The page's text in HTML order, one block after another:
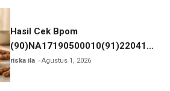
Hasil Cek Bpom
(90)NA17190500010(91)220414
Pyary Turmeric Soap
riska ila Agustus 1, 2026